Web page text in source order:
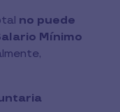
no puede
Mínimo